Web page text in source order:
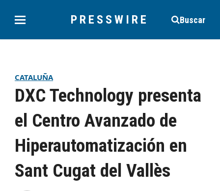
PRESSWIRE Buscar
CATALUÑA
DXC Technology presenta
el Centro Avanzado de
Hiperautomatización en
Sant Cugat del Vallès